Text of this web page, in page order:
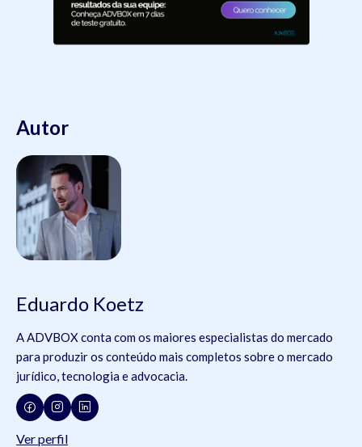
Autor
Eduardo Koetz
A ADVBOX conta com os maiores especialistas do mercado
para produzir os conteúdo mais completos sobre o mercado
jurídico, tecnologia e advocacia.
Ver perfil